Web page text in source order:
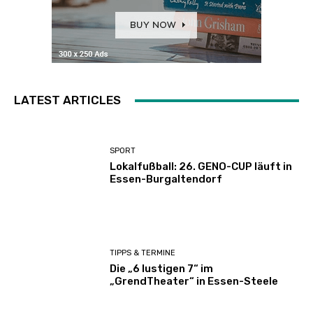
LATEST ARTICLES
SPORT
Lokalfußball: 26. GENO-CUP läuft in
Essen-Burgaltendorf
TIPPS & TERMINE
Die „6 lustigen 7“ im
„GrendTheater“ in Essen-Steele